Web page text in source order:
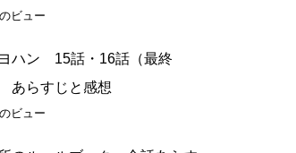
ビュー
ハン 15話・16話（最終
あらすじと感想
ビュー